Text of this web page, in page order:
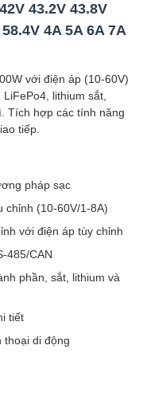
43.2V 43.8V
4A 5A 6A 7A
với điện áp (10-60V)
lithium sắt,
Tích hợp các tính năng
tiếp.
pháp sạc
chỉnh (10-60V/1-8A)
với điện áp tùy chỉnh
485/CAN
phần, sắt, lithium và
tiết
thoại di động